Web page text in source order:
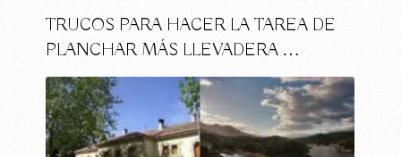
TRUCOS PARA HACER LA TAREA DE
PLANCHAR MÁS LLEVADERA …